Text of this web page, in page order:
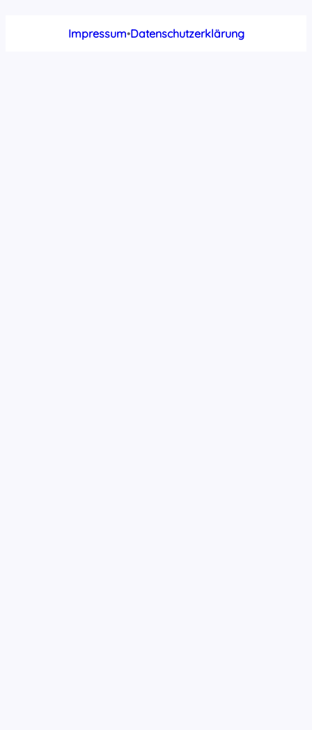
Impressum•Datenschutzerklärung